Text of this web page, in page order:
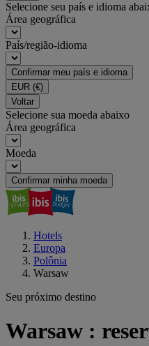
Selecione seu país e idioma
Área geográfica
País/região-idioma
Confirmar meu país e idioma
EUR (€)
Voltar
Selecione sua moeda abaixo
Área geográfica
Moeda
Confirmar minha moeda
Hotels
Europa
Polônia
Warsaw
Seu próximo destino
Warsaw :